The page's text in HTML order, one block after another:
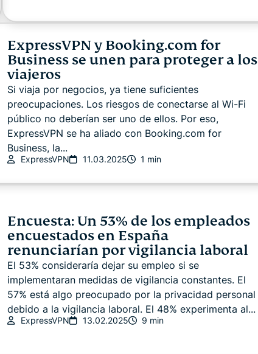
ExpressVPN y Booking.com for
Business se unen para proteger a los
viajeros
Si viaja por negocios, ya tiene suficientes
preocupaciones. Los riesgos de conectarse al Wi-Fi
público no deberían ser uno de ellos. Por eso,
ExpressVPN se ha aliado con Booking.com for
Business, la...
ExpressVPN 11.03.2025 1 min
Encuesta: Un 53% de los empleados
encuestados en España
renunciarían por vigilancia laboral
El 53% consideraría dejar su empleo si se
implementaran medidas de vigilancia constantes. El
57% está algo preocupado por la privacidad personal
debido a la vigilancia laboral. El 48% experimenta al...
ExpressVPN 13.02.2025 9 min